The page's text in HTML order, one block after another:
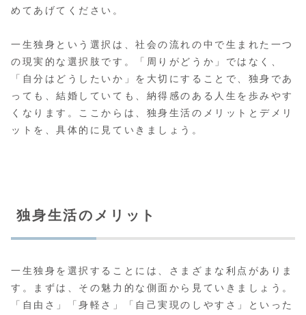
めてあげてください。
一生独身という選択は、社会の流れの中で生まれた一つ
の現実的な選択肢です。「周りがどうか」ではなく、
「自分はどうしたいか」を大切にすることで、独身であ
っても、結婚していても、納得感のある人生を歩みやす
くなります。ここからは、独身生活のメリットとデメリ
ットを、具体的に見ていきましょう。
独身生活のメリット
一生独身を選択することには、さまざまな利点がありま
す。まずは、その魅力的な側面から見ていきましょう。
「自由さ」「身軽さ」「自己実現のしやすさ」といった